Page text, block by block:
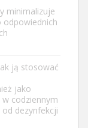
minimalizuje
odpowiednich
ją stosować
jako
codziennym
dezynfekcji